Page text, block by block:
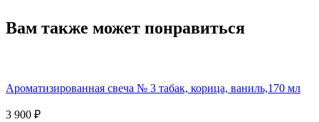
Вам также может понравиться
Ароматизированная свеча № 3 табак, корица, ваниль,170 мл
3 900 ₽